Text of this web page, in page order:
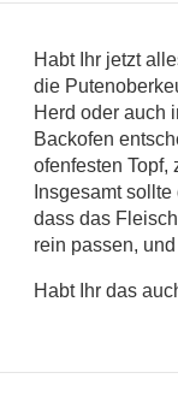
Habt Ihr jetzt
die
Herd oder auch
Backofen
ofenfesten Topf,
Insgesamt
dass das
rein passen,
Habt Ihr das